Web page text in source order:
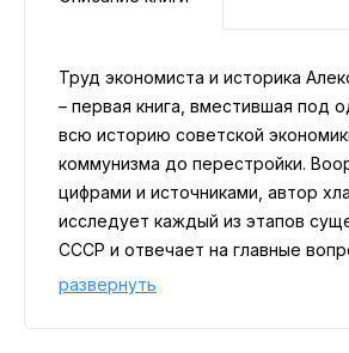
Труд экономиста и историка
– первая книга, вместившая под
всю историю советской
коммунизма до перестройки.
цифрами и источниками, автор
исследует каждый из этапов
СССР и отвечает на главные
было?», «почему все закончилось
«Это не могло не вызвать
развернуть